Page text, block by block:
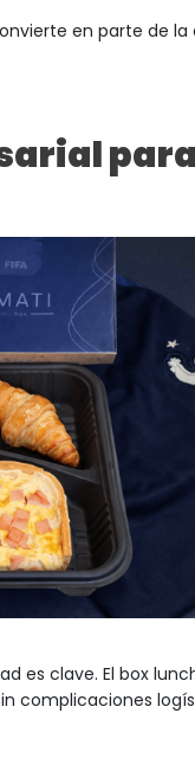
en parte de
es clave. El box
complicaciones